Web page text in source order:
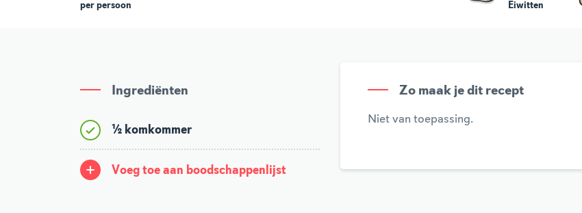
per persoon Eiwitten
Ingrediënten
½ komkommer
Voeg toe aan boodschappenlijst
Zo maak je dit recept
Niet van toepassing.